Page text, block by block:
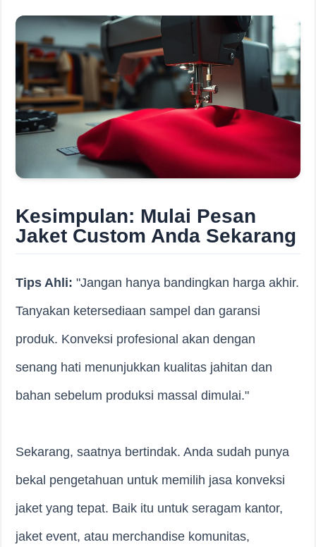
Kesimpulan: Mulai Pesan
Jaket Custom Anda Sekarang
Tips Ahli: "Jangan hanya bandingkan harga akhir.
Tanyakan ketersediaan sampel dan garansi
produk. Konveksi profesional akan dengan
senang hati menunjukkan kualitas jahitan dan
bahan sebelum produksi massal dimulai."
Sekarang, saatnya bertindak. Anda sudah punya
bekal pengetahuan untuk memilih jasa konveksi
jaket yang tepat. Baik itu untuk seragam kantor,
jaket event, atau merchandise komunitas,